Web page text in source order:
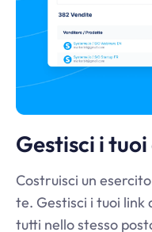
Gestisci i
Costruisci un
te. Gestisci i tuoi link
tutti nello stesso